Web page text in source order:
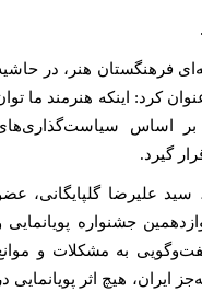
فرهنگستان هنر، در حاشیه
کرد: اینکه هنرمند ما توان
اساس سیاست‌گذاری‌های
گیرد.
علیرضا گلپایگانی، عضو
جشنواره پویانمایی و
به مشکلات و موانع
هیچ اثر پویانمایی در